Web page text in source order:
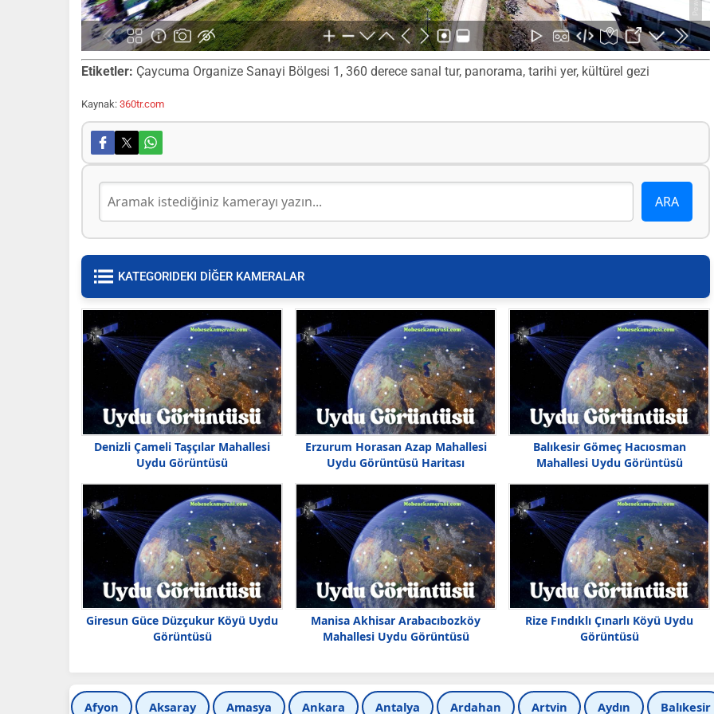
Etiketler: Çaycuma Organize Sanayi Bölgesi 1, 360 derece sanal tur, panorama, tarihi yer, kültürel gezi
Kaynak: 360tr.com
KATEGORIDEKI DİĞER KAMERALAR
Denizli Çameli Taşçılar Mahallesi
Uydu Görüntüsü
Erzurum Horasan Azap Mahallesi
Uydu Görüntüsü Haritası
Balıkesir Gömeç Hacıosman
Mahallesi Uydu Görüntüsü
Giresun Güce Düzçukur Köyü Uydu
Görüntüsü
Manisa Akhisar Arabacıbozköy
Mahallesi Uydu Görüntüsü
Rize Fındıklı Çınarlı Köyü Uydu
Görüntüsü
Afyon Aksaray Amasya Ankara Antalya Ardahan Artvin Aydın Balıkesir